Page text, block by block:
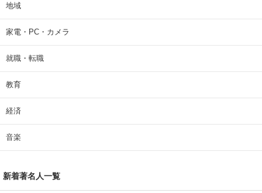
地域
家電・PC・カメラ
就職・転職
教育
経済
音楽
新着著名人一覧